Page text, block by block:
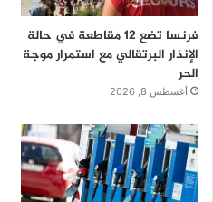
فرنسا تضع 12 مقاطعة في حالة
الإنذار البرتقالي مع استمرار موجة
الحر
أغسطس 8, 2026